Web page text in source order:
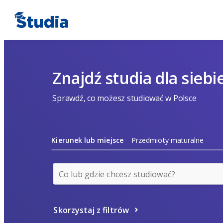
Znajdź studia dla
Sprawdź, co możesz studiować w Polsce
Kierunek lub miejsce Przedmioty maturalne
Skorzystaj z filtrów